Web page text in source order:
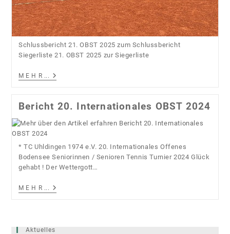
Schlussbericht 21. OBST 2025 zum Schlussbericht
Siegerliste 21. OBST 2025 zur Siegerliste
M E H R ... 21.OBST
Siegerliste
Bericht 20. Internationales OBST 2024
* TC Uhldingen 1974 e.V. 20. Internationales Offenes
Bodensee Seniorinnen / Senioren Tennis Turnier 2024 Glück
gehabt ! Der Wettergott…
M E H R ... Bericht
Aktuelles